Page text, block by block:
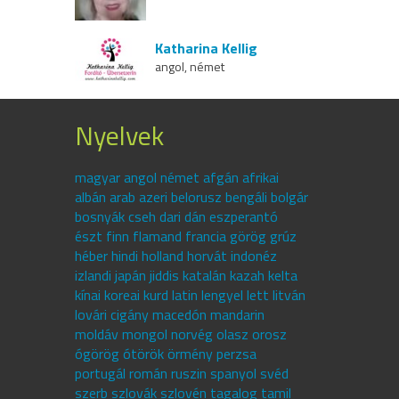
Katharina Kellig
angol, német
Nyelvek
magyar angol német afgán afrikai
albán arab azeri belorusz bengáli bolgár
bosnyák cseh dari dán eszperantó
észt finn flamand francia görög grúz
héber hindi holland horvát indonéz
izlandi japán jiddis katalán kazah kelta
kínai koreai kurd latin lengyel lett litván
lovári cigány macedón mandarin
moldáv mongol norvég olasz orosz
ógörög ótörök örmény perzsa
portugál román ruszin spanyol svéd
szerb szlovák szlovén tagalog tamil